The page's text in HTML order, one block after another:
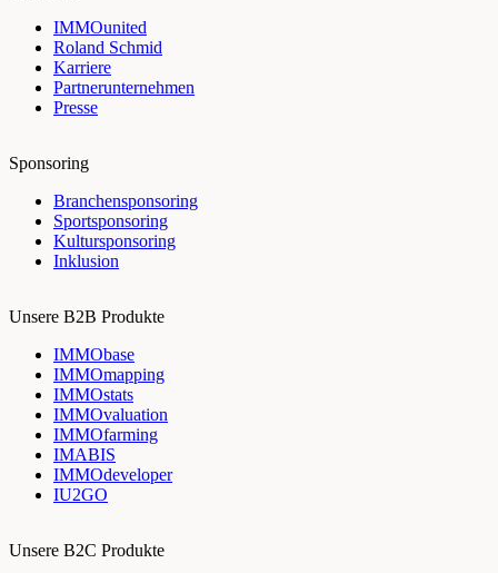
IMMOunited
Roland Schmid
Karriere
Partnerunternehmen
Presse
Sponsoring
Branchensponsoring
Sportsponsoring
Kultursponsoring
Inklusion
Unsere B2B Produkte
IMMObase
IMMOmapping
IMMOstats
IMMOvaluation
IMMOfarming
IMABIS
IMMOdeveloper
IU2GO
Unsere B2C Produkte